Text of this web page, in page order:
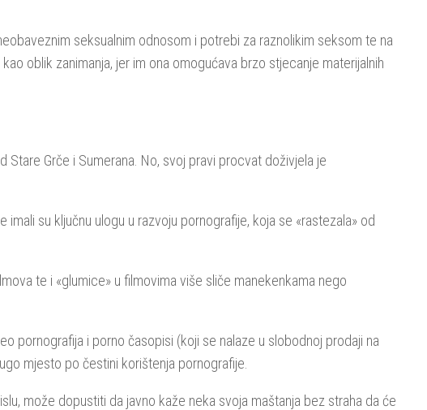
seksualnim odnosom i potrebi za raznolikim seksom te na
oblik zanimanja, jer im ona omogućava brzo stjecanje materijalnih
Grče i Sumerana. No, svoj pravi procvat doživjela je
su ključnu ulogu u razvoju pornografije, koja se «rastezala» od
te i «glumice» u filmovima više sliče manekenkama nego
pornografija i porno časopisi (koji se nalaze u slobodnoj prodaji na
mjesto po čestini korištenja pornografije.
može dopustiti da javno kaže neka svoja maštanja bez straha da će